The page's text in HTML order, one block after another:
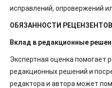
исправлений, опровержений
ОБЯЗАННОСТИ РЕЦЕНЗЕНТОВ
Вклад в редакционные
Экспертная оценка помогает
редакционных решений и
редактора и автора может